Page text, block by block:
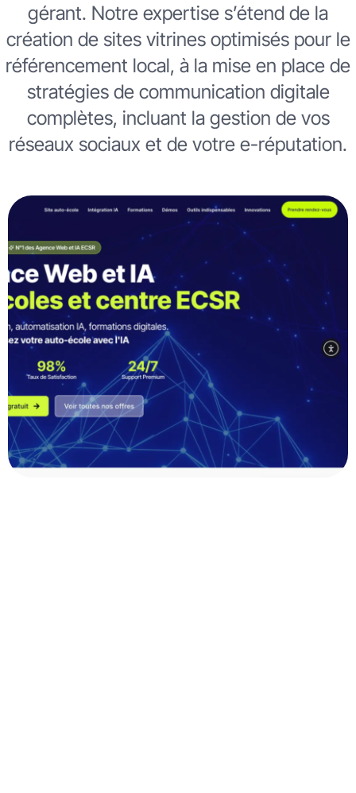
gérant. Notre expertise s’étend de la
création de sites vitrines optimisés pour le
référencement local, à la mise en place de
stratégies de communication digitale
complètes, incluant la gestion de vos
réseaux sociaux et de votre e-réputation.